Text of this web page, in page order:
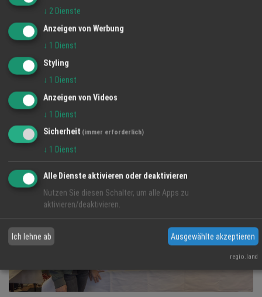
↓ 2 Dienste
Anzeigen von Werbung
↓ 1 Dienst
Styling
↓ 1 Dienst
Anzeigen von Videos
↓ 1 Dienst
Sicherheit (immer erforderlich)
↓ 1 Dienst
Alle Dienste aktivieren oder deaktivieren
Nutzen Sie diesen Schalter, um alle Apps zu
aktivieren/deaktivieren.
Ich lehne ab Ausgewählte akzeptieren
regio.land